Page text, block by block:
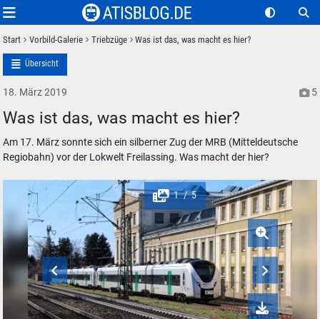
Start Vorbild-Galerie Triebzüge Was ist das, was macht es hier?
Übersicht
18. März 2019 5
Was ist das, was macht es hier?
Am 17. März sonnte sich ein silberner Zug der MRB (Mitteldeutsche
Regiobahn) vor der Lokwelt Freilassing. Was macht der hier?
1 / 5